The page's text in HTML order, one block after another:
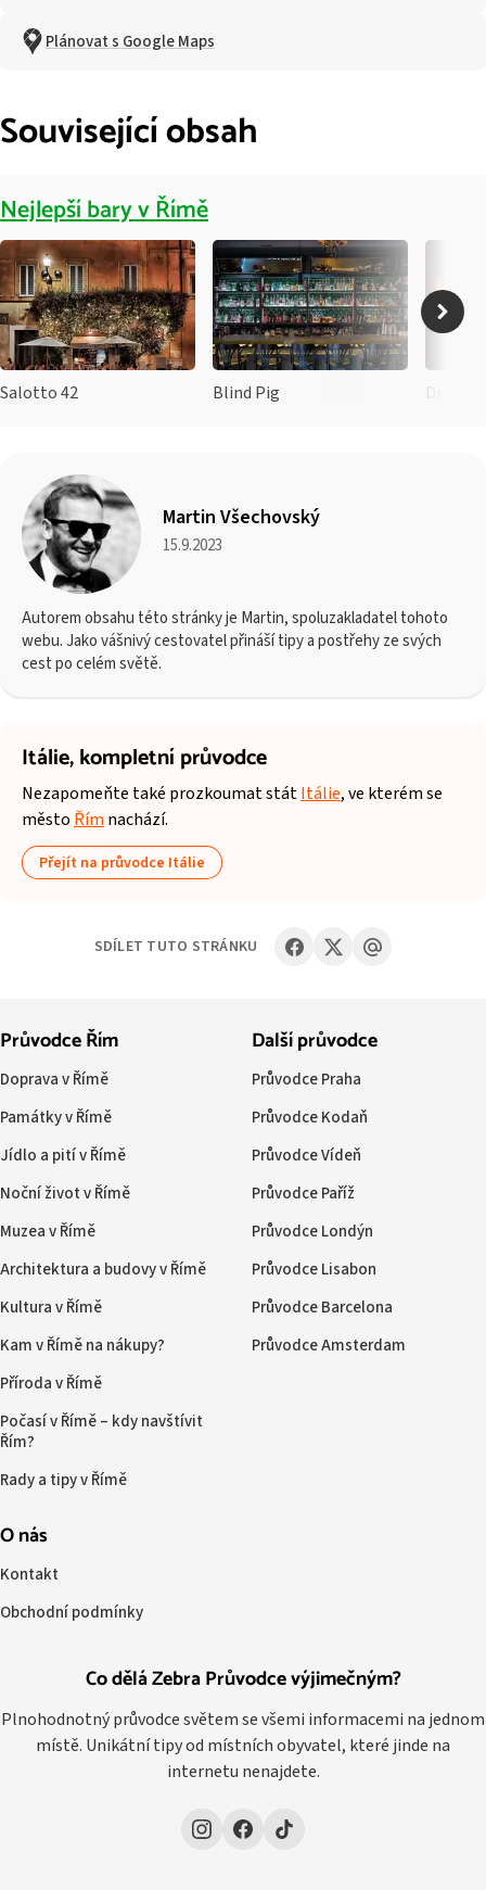
Plánovat s Google Maps
Související obsah
Nejlepší bary v Římě
Salotto 42 Blind Pig Drink
Martin Všechovský
15.9.2023
Autorem obsahu této stránky je Martin, spoluzakladatel tohoto
webu. Jako vášnivý cestovatel přináší tipy a postřehy ze svých
cest po celém světě.
Itálie,kompletní průvodce
Nezapomeňte také prozkoumat státItálie, ve kterém se
město Řím nachází.
Přejít na průvodce Itálie
SDÍLET TUTO STRÁNKU
Co dělá Zebra Průvodce výjimečným?
Plnohodnotný průvodce světem se všemi informacemi na jednom
místě. Unikátní tipy od místních obyvatel, které jinde na
internetu nenajdete.
Průvodce Řím
Doprava v Římě
Památky v Římě
Jídlo a pití v Římě
Noční život v Římě
Muzea v Římě
Architektura a budovy v Římě
Kultura v Římě
Kam v Římě na nákupy?
Příroda v Římě
Počasí v Římě – kdy navštívit
Řím?
Rady a tipy v Římě
Další průvodce
Průvodce Praha
Průvodce Kodaň
Průvodce Vídeň
Průvodce Paříž
Průvodce Londýn
Průvodce Lisabon
Průvodce Barcelona
Průvodce Amsterdam
O nás
Kontakt
Obchodní podmínky